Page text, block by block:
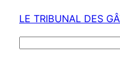
LE TRIBUNAL DES